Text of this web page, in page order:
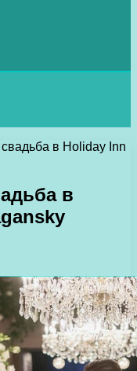
в Holiday Inn
в